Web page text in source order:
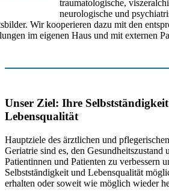
traumatologische,
neurologische und
Wir kooperieren dazu mit den
im eigenen Haus und mit externen
Unser Ziel: Ihre
Lebensqualität
Hauptziele des ärztlichen und
Geriatrie sind es, den Gesundheitszustand
Patientinnen und Patienten zu verbessern
Selbstständigkeit und Lebensqualität
erhalten oder soweit wie möglich wieder